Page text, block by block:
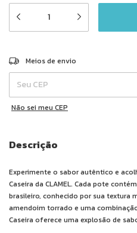
Entregas para o CEP:
Meios de envio
Não sei meu CEP
Descrição
Experimente o sabor autêntico e
Caseira da CLAMEL. Cada pote
brasileiro, conhecido por sua textura
amendoim torrado e uma
Caseira oferece uma explosão de